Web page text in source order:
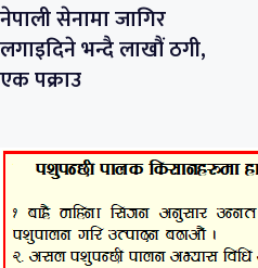
नेपाली सेनामा जागिर
लगाइदिने भन्दै लाखौं ठगी,
एक पक्राउ